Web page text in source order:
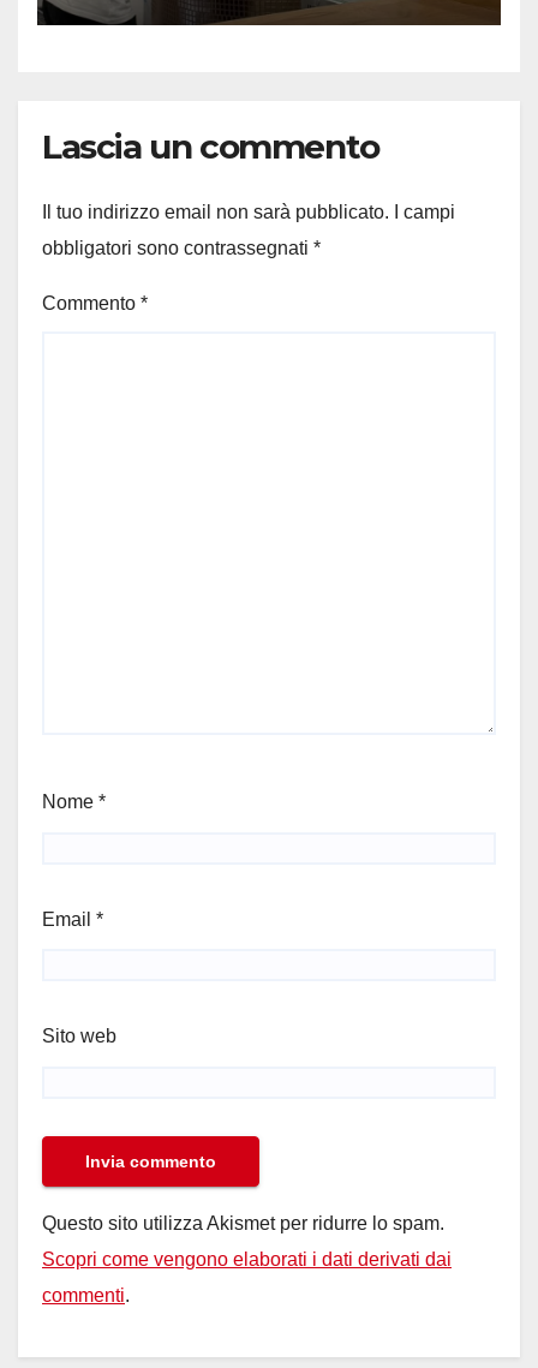
Lascia un commento
Il tuo indirizzo email non sarà pubblicato.
I campi
obbligatori sono contrassegnati *
Commento *
Nome *
Email *
Sito web
Questo sito utilizza Akismet per ridurre lo spam.
Scopri come vengono elaborati i dati derivati dai
commenti.